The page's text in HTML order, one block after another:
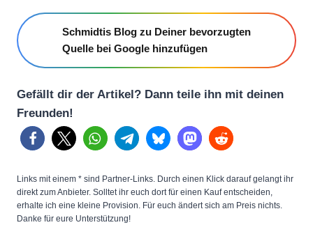
Schmidtis Blog zu Deiner bevorzugten
Quelle bei Google hinzufügen
Gefällt dir der Artikel? Dann teile ihn mit deinen
Freunden!
Links mit einem * sind Partner-Links. Durch einen Klick darauf gelangt ihr
direkt zum Anbieter. Solltet ihr euch dort für einen Kauf entscheiden,
erhalte ich eine kleine Provision. Für euch ändert sich am Preis nichts.
Danke für eure Unterstützung!